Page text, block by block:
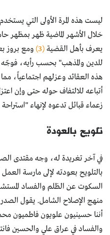
ليست هذه المرة الأولى التي
خلال الأشهر الماضية ظهر بمظهر
يعرف بأهل القضية(3)
ومع بروز
للدين والمذهب" بحسب رأيه،
هذه العقائد وعزلهم اجتماعياً،
أتباعه للالتفاف حوله حتى وإن
زعماء قبائل تدعوه لإنهاء "استراحة
تلويح بالعودة
في آخر تغريدة له، وجه مقتدى
بالتلويح بعودته لإلى مارسة
السكوت عن الظلم والفساد
منهج الإصلاح الشامل. يقول
أننا حسينيون علويون فاطميون
والفساد في عراق علي والحسين